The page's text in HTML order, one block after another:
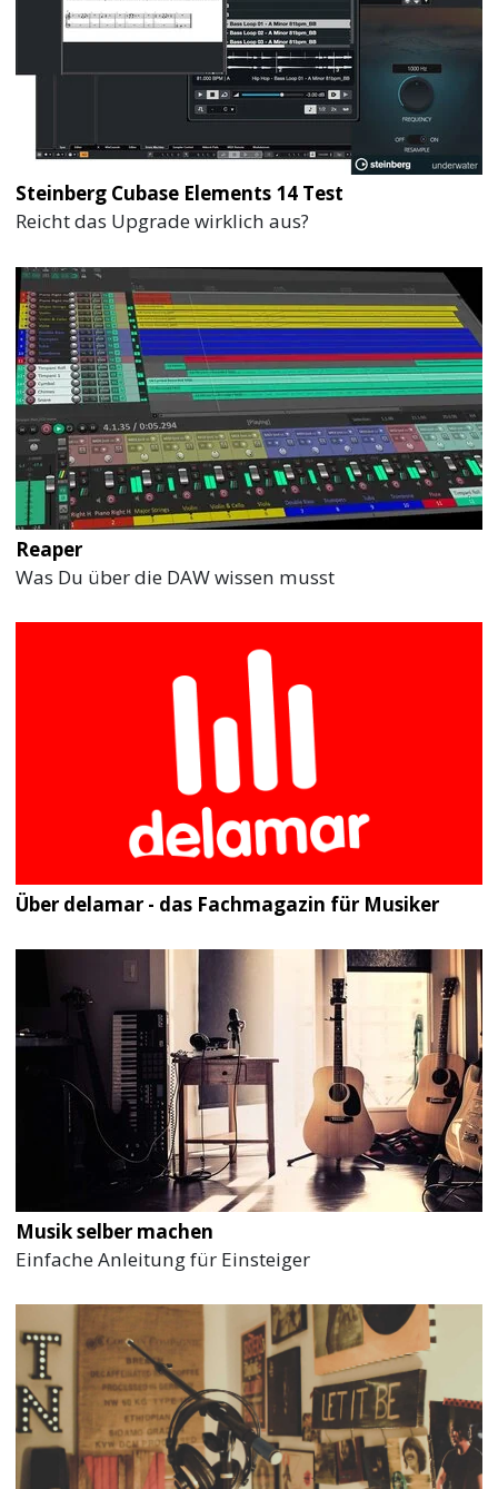
Steinberg Cubase Elements 14 Test
Reicht das Upgrade wirklich aus?
Reaper
Was Du über die DAW wissen musst
Über delamar - das Fachmagazin für Musiker
Musik selber machen
Einfache Anleitung für Einsteiger